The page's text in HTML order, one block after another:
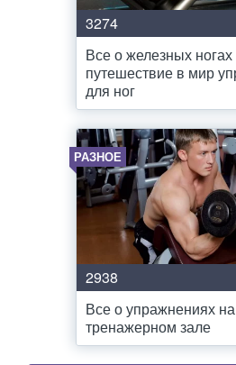
3274
Все о железных ногах
путешествие в мир
для ног
РАЗНОЕ
2938
Все о упражнениях
тренажерном зале